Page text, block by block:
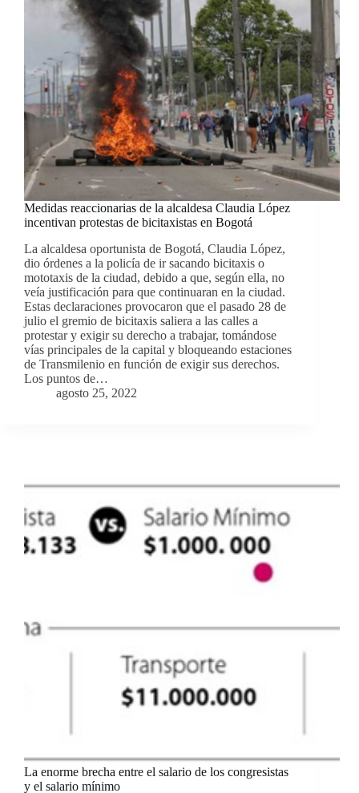
Medidas reaccionarias de la alcaldesa Claudia López
incentivan protestas de bicitaxistas en Bogotá
La alcaldesa oportunista de Bogotá, Claudia López,
dio órdenes a la policía de ir sacando bicitaxis o
mototaxis de la ciudad, debido a que, según ella, no
veía justificación para que continuaran en la ciudad.
Estas declaraciones provocaron que el pasado 28 de
julio el gremio de bicitaxis saliera a las calles a
protestar y exigir su derecho a trabajar, tomándose
vías principales de la capital y bloqueando estaciones
de Transmilenio en función de exigir sus derechos.
Los puntos de…
agosto 25, 2022
La enorme brecha entre el salario de los congresistas
y el salario mínimo